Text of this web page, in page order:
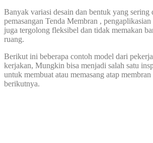
Banyak variasi desain dan bentuk yang sering
pemasangan Tenda Membran ,
juga tergolong fleksibel dan tidak memakan
ruang.
Berikut ini beberapa contoh model dari
kerjakan, Mungkin bisa menjadi salah satu
untuk membuat atau memasang atap
berikutnya.